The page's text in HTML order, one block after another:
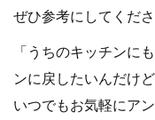
ぜひ参考にしてくださ
「うちのキッチンに
ンに戻したいんだけ
いつでもお気軽にア